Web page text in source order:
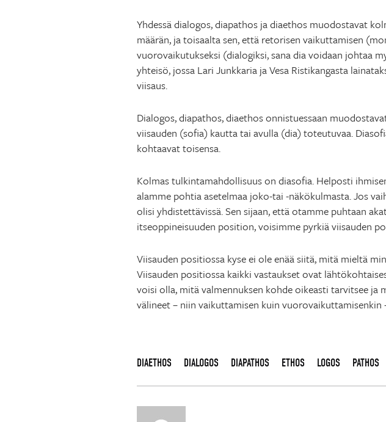
Yhdessä dialogos, diapathos ja diaethos muodostavat
määrän, ja toisaalta sen, että retorisen vaikuttamisen
vuorovaikutukseksi (dialogiksi, sana dia voidaan johtaa
yhteisö, jossa Lari Junkkaria ja Vesa Ristikangasta
viisaus.
Dialogos, diapathos, diaet­hos onnistuessaan
viisauden (sofia) kautta tai avulla (dia) toteutuvaa.
kohtaavat toisensa.
Kolmas tulkintamahdollisuus on diasofia. Helposti
alamme pohtia asetelmaa joko-tai -näkökulmasta. Jos
olisi yhdistettävissä. Sen sijaan, että otamme puhtaan
itseoppineisuuden position, voisimme pyrkiä viisauden
Viisauden positiossa kyse ei ole enää siitä, mitä mieltä
Viisauden positiossa kaikki vastaukset ovat
voisi olla, mitä valmennuksen kohde oikeasti tarvitsee ja
välineet – niin vaikuttamisen kuin vuorovaikuttamisenkin
DIAETHOS DIALOGOS DIAPATHOS ETHOS LOGOS PATHOS